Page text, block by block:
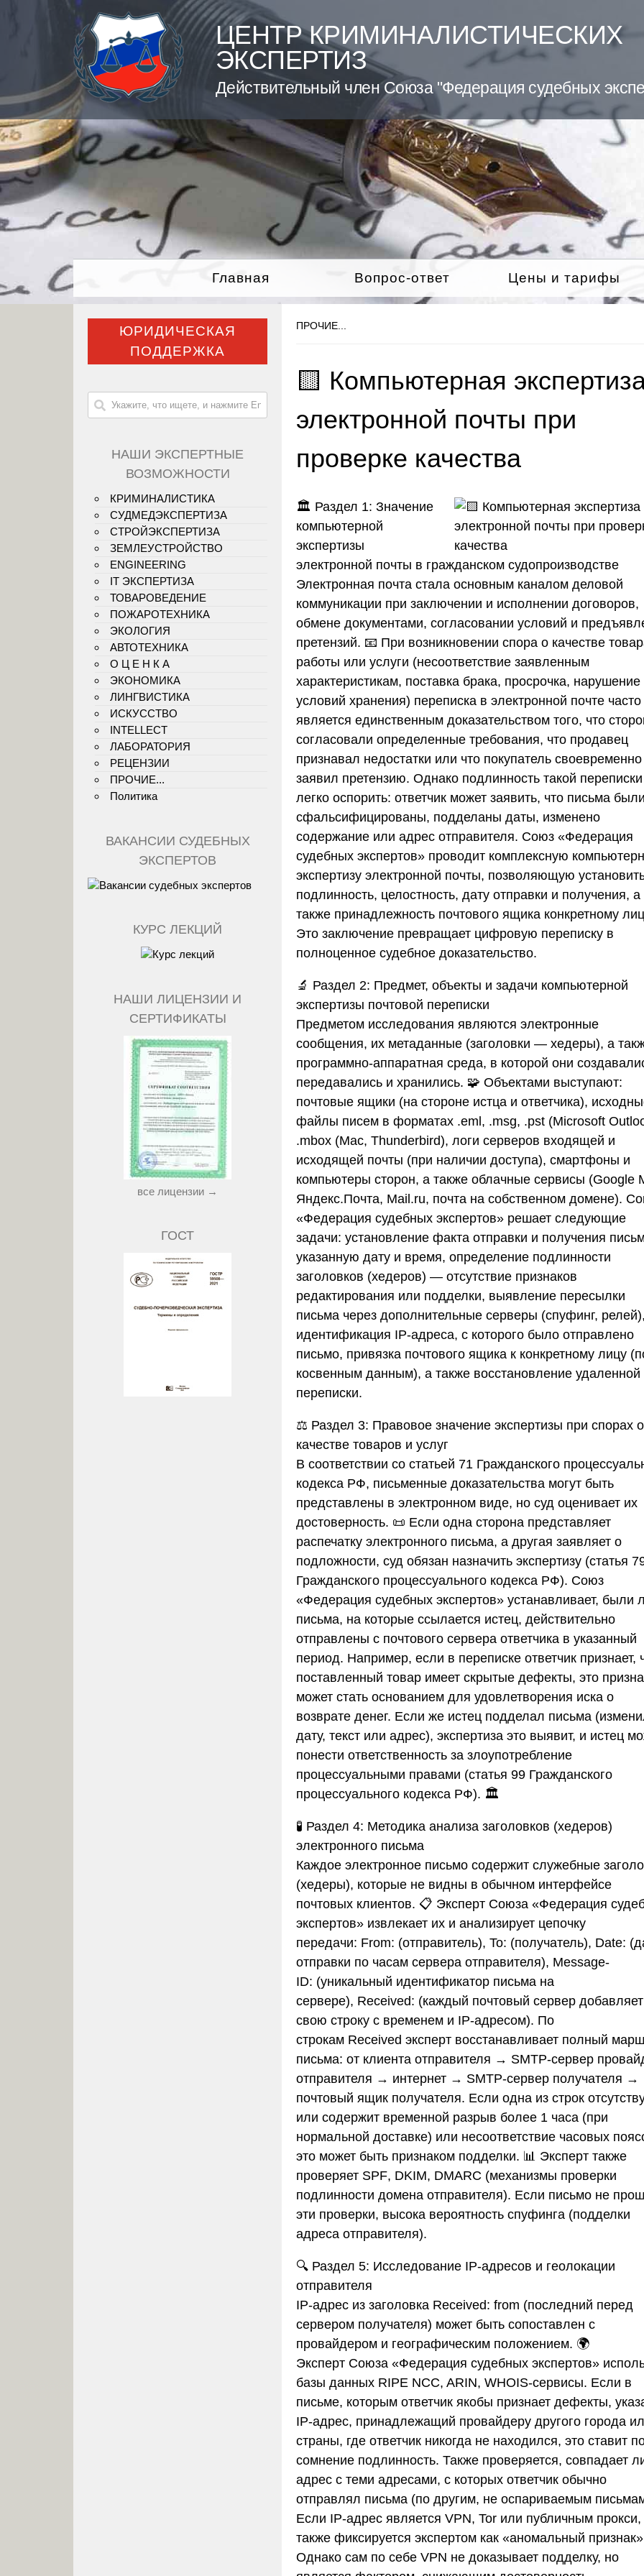
ЦЕНТР КРИМИНАЛИСТИЧЕСКИХ
ЭКСПЕРТИЗ
Действительный член Союза "Федерация судебных
Главная Вопрос-ответ Цены и тарифы
ПРОЧИЕ...
🟨 Компьютерная
электронной почты при
проверке качества
🏛️ Раздел 1: Значение
компьютерной
экспертизы
электронной почты в гражданском судопроизводстве
Электронная почта стала основным каналом деловой
коммуникации при заключении и исполнении договоров,
обмене документами, согласовании условий и
претензий. 📧 При возникновении спора о качестве
работы или услуги (несоответствие заявленным
характеристикам, поставка брака, просрочка, нарушение
условий хранения) переписка в электронной почте часто
является единственным доказательством того, что
согласовали определенные требования, что продавец
признавал недостатки или что покупатель своевременно
заявил претензию. Однако подлинность такой переписки
легко оспорить: ответчик может заявить, что письма были
сфальсифицированы, подделаны даты, изменено
содержание или адрес отправителя. Союз «Федерация
судебных экспертов» проводит комплексную
экспертизу электронной почты, позволяющую
подлинность, целостность, дату отправки и получения, а
также принадлежность почтового ящика конкретному
Это заключение превращает цифровую переписку в
полноценное судебное доказательство.
🔬 Раздел 2: Предмет, объекты и задачи компьютерной
экспертизы почтовой переписки
Предметом исследования являются электронные
сообщения, их метаданные (заголовки — хедеры), а
программно-аппаратная среда, в которой они
передавались и хранились. 🧩 Объектами выступают:
почтовые ящики (на стороне истца и ответчика),
файлы писем в форматах .eml, .msg, .pst (Microsoft
.mbox (Mac, Thunderbird), логи серверов входящей и
исходящей почты (при наличии доступа), смартфоны и
компьютеры сторон, а также облачные сервисы (Google
Яндекс.Почта, Mail.ru, почта на собственном домене).
«Федерация судебных экспертов» решает следующие
задачи: установление факта отправки и получения
указанную дату и время, определение подлинности
заголовков (хедеров) — отсутствие признаков
редактирования или подделки, выявление пересылки
письма через дополнительные серверы (спуфинг, релей),
идентификация IP-адреса, с которого было отправлено
письмо, привязка почтового ящика к конкретному лицу
косвенным данным), а также восстановление удаленной
переписки.
⚖️ Раздел 3: Правовое значение экспертизы при спорах о
качестве товаров и услуг
В соответствии со статьей 71 Гражданского
кодекса РФ, письменные доказательства могут быть
представлены в электронном виде, но суд оценивает их
достоверность. 📜 Если одна сторона представляет
распечатку электронного письма, а другая заявляет о
подложности, суд обязан назначить экспертизу (статья
Гражданского процессуального кодекса РФ). Союз
«Федерация судебных экспертов» устанавливает, были
письма, на которые ссылается истец, действительно
отправлены с почтового сервера ответчика в указанный
период. Например, если в переписке ответчик признает,
поставленный товар имеет скрытые дефекты, это
может стать основанием для удовлетворения иска о
возврате денег. Если же истец подделал письма
дату, текст или адрес), экспертиза это выявит, и истец
понести ответственность за злоупотребление
процессуальными правами (статья 99 Гражданского
процессуального кодекса РФ). 🏛️
🧪 Раздел 4: Методика анализа заголовков (хедеров)
электронного письма
Каждое электронное письмо содержит служебные
(хедеры), которые не видны в обычном интерфейсе
почтовых клиентов. 📋 Эксперт Союза «Федерация
экспертов» извлекает их и анализирует цепочку
передачи: From: (отправитель), To: (получатель), Date:
отправки по часам сервера отправителя), Message-
ID: (уникальный идентификатор письма на
сервере), Received: (каждый почтовый сервер добавляет
свою строку с временем и IP-адресом). По
строкам Received эксперт восстанавливает полный
письма: от клиента отправителя → SMTP-сервер
отправителя → интернет → SMTP-сервер получателя →
почтовый ящик получателя. Если одна из строк
или содержит временной разрыв более 1 часа (при
нормальной доставке) или несоответствие часовых
это может быть признаком подделки. 📊 Эксперт также
проверяет SPF, DKIM, DMARC (механизмы проверки
подлинности домена отправителя). Если письмо не
эти проверки, высока вероятность спуфинга (подделки
адреса отправителя).
🔍 Раздел 5: Исследование IP-адресов и геолокации
отправителя
IP-адрес из заголовка Received: from (последний перед
сервером получателя) может быть сопоставлен с
провайдером и географическим положением. 🌍
Эксперт Союза «Федерация судебных экспертов»
базы данных RIPE NCC, ARIN, WHOIS-сервисы. Если в
письме, которым ответчик якобы признает дефекты,
IP-адрес, принадлежащий провайдеру другого города
страны, где ответчик никогда не находился, это ставит
сомнение подлинность. Также проверяется, совпадает
адрес с теми адресами, с которых ответчик обычно
отправлял письма (по другим, не оспариваемым
Если IP-адрес является VPN, Tor или публичным прокси,
также фиксируется экспертом как «аномальный
Однако сам по себе VPN не доказывает подделку, но
ЮРИДИЧЕСКАЯ
ПОДДЕРЖКА
НАШИ ЭКСПЕРТНЫЕ
ВОЗМОЖНОСТИ
КРИМИНАЛИСТИКА
СУДМЕДЭКСПЕРТИЗА
СТРОЙЭКСПЕРТИЗА
ЗЕМЛЕУСТРОЙСТВО
ENGINEERING
IT ЭКСПЕРТИЗА
ТОВАРОВЕДЕНИЕ
ПОЖАРОТЕХНИКА
ЭКОЛОГИЯ
АВТОТЕХНИКА
О Ц Е Н К А
ЭКОНОМИКА
ЛИНГВИСТИКА
ИСКУССТВО
INTELLECT
ЛАБОРАТОРИЯ
РЕЦЕНЗИИ
ПРОЧИЕ...
Политика
ВАКАНСИИ СУДЕБНЫХ
ЭКСПЕРТОВ
КУРС ЛЕКЦИЙ
НАШИ ЛИЦЕНЗИИ И
СЕРТИФИКАТЫ
все лицензии →
ГОСТ